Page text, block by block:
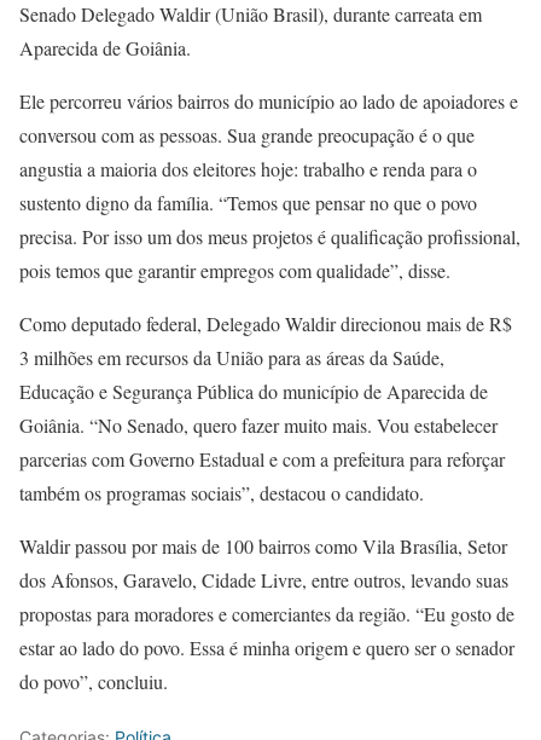
Senado Delegado Waldir (União Brasil), durante carreata em
Aparecida de Goiânia.
Ele percorreu vários bairros do município ao lado de apoiadores e
conversou com as pessoas. Sua grande preocupação é o que
angustia a maioria dos eleitores hoje: trabalho e renda para o
sustento digno da família. “Temos que pensar no que o povo
precisa. Por isso um dos meus projetos é qualificação profissional,
pois temos que garantir empregos com qualidade”, disse.
Como deputado federal, Delegado Waldir direcionou mais de R$
3 milhões em recursos da União para as áreas da Saúde,
Educação e Segurança Pública do município de Aparecida de
Goiânia. “No Senado, quero fazer muito mais. Vou estabelecer
parcerias com Governo Estadual e com a prefeitura para reforçar
também os programas sociais”, destacou o candidato.
Waldir passou por mais de 100 bairros como Vila Brasília, Setor
dos Afonsos, Garavelo, Cidade Livre, entre outros, levando suas
propostas para moradores e comerciantes da região. “Eu gosto de
estar ao lado do povo. Essa é minha origem e quero ser o senador
do povo”, concluiu.